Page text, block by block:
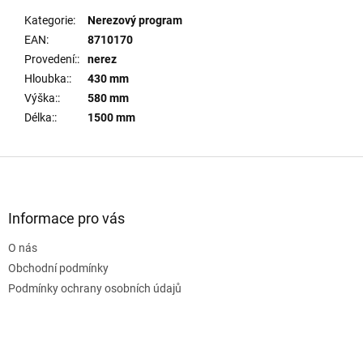
Kategorie:
Nerezový program
EAN:
8710170
Provedení::
nerez
Hloubka::
430 mm
Výška::
580 mm
Délka:: 1500 mm
Informace pro vás
O nás
Obchodní podmínky
Podmínky ochrany osobních údajů